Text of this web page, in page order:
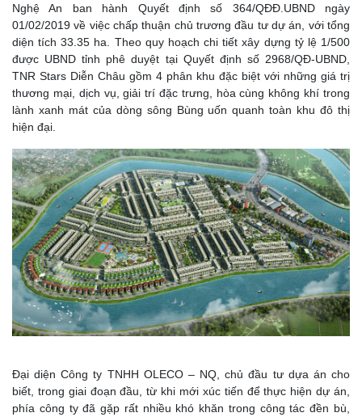
Nghệ An ban hành Quyết định số 364/QĐÐ.UBND ngày
01/02/2019 về việc chấp thuận chủ trương đầu tư dự án, với tổng
diện tích 33.35 ha. Theo quy hoạch chi tiết xây dựng tỷ lệ 1/500
được UBND tỉnh phê duyệt tại Quyết định số 2968/QĐ-UBND,
TNR Stars Diễn Châu gồm 4 phân khu đặc biệt với những giá trị
thương mại, dịch vụ, giải trí đặc trưng, hòa cùng không khí trong
lành xanh mát của dòng sông Bùng uốn quanh toàn khu đô thị
hiện đại.
Đại diện Công ty TNHH OLECO – NQ, chủ đầu tư dựa án cho
biết, trong giai đoạn đầu, từ khi mới xúc tiến để thực hiện dự án,
phía công ty đã gặp rất nhiều khó khăn trong công tác đền bù,